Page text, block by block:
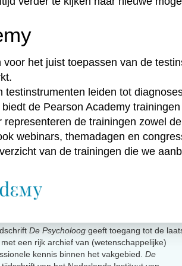
het juist toepassen van de
testinstrumenten leiden tot
de Pearson Academy
de trainingen zowel
webinars, themadagen en
van de trainingen die we
De Psycholoog geeft toegang tot de
een rijk archief van (wetenschappelijke)
kennis binnen het vakgebied. De